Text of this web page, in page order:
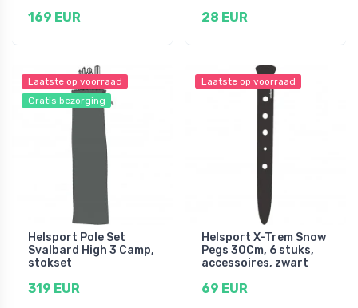
169 EUR 28 EUR
Laatste op voorraad
Gratis bezorging
Helsport Pole Set
Svalbard High 3 Camp,
stokset
319 EUR
Laatste op voorraad
Helsport X-Trem Snow
Pegs 30Cm, 6 stuks,
accessoires, zwart
69 EUR